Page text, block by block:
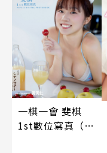
一棋一會 斐棋
1st數位寫真（含